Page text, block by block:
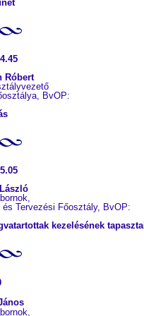
Róbert
BvOP:
Tervezési Főosztály, BvOP:
kezelésének